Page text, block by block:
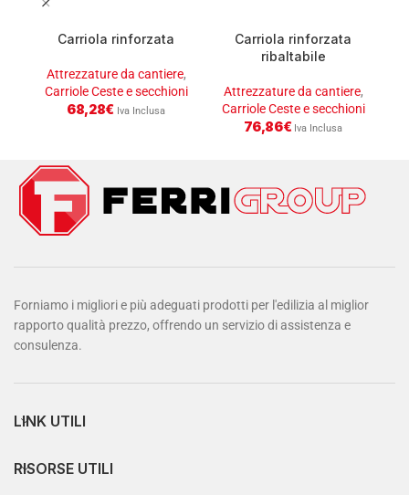
Carriola rinforzata
Attrezzature da cantiere,
Carriole Ceste e secchioni
68,28€ Iva Inclusa
Carriola rinforzata
ribaltabile
Attrezzature da cantiere,
Carriole Ceste e secchioni
76,86€ Iva Inclusa
Forniamo i migliori e più adeguati prodotti per l'edilizia al miglior
rapporto qualità prezzo, offrendo un servizio di assistenza e
consulenza.
LINK UTILI
RISORSE UTILI